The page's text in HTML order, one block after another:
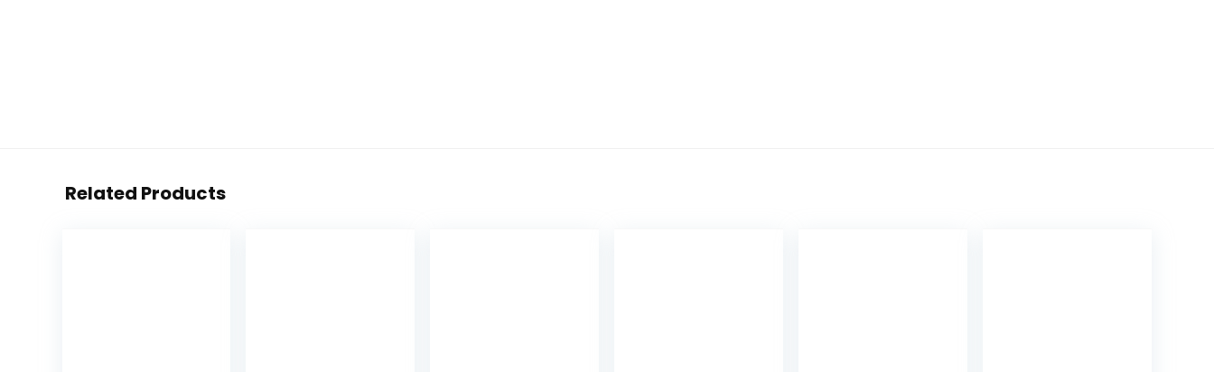
Related Products